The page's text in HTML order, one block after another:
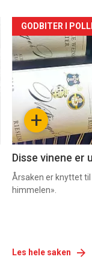
Forsiden
akkurat
nå
3 +
GODBITER I
Disse vinene er
Årsaken er knyttet
himmelen».
Les hele saken